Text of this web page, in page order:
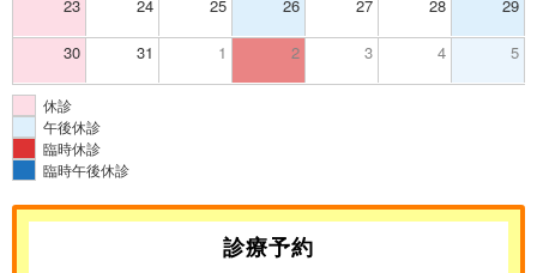
23 24 25 26 27 28 29
30 31 1 2 3 4 5
休診
午後休診
臨時休診
臨時午後休診
診療予約